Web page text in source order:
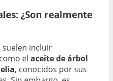
¿Son realmente
suelen incluir
el aceite de árbol
, conocidos por sus